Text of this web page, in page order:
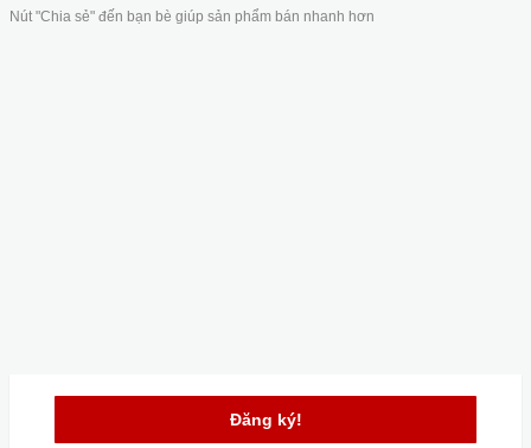
Nút "Chia sẻ" đến bạn bè giúp sản phẩm bán nhanh hơn
Đăng ký!